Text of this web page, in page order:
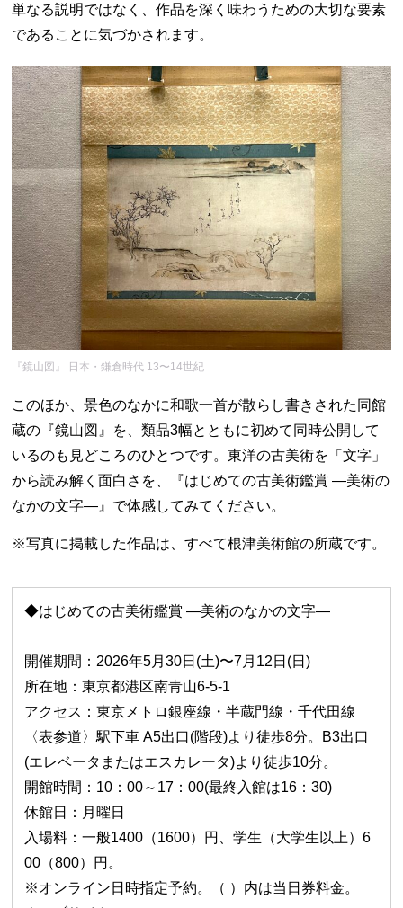
単なる説明ではなく、作品を深く味わうための大切な要素
であることに気づかされます。
『鏡山図』 日本・鎌倉時代 13〜14世紀
このほか、景色のなかに和歌一首が散らし書きされた同館
蔵の『鏡山図』を、類品3幅とともに初めて同時公開して
いるのも見どころのひとつです。東洋の古美術を「文字」
から読み解く面白さを、『はじめての古美術鑑賞 ―美術の
なかの文字―』で体感してみてください。
※写真に掲載した作品は、すべて根津美術館の所蔵です。
◆はじめての古美術鑑賞 ―美術のなかの文字―
開催期間：2026年5月30日(土)〜7月12日(日)
所在地：東京都港区南青山6‐5‐1
アクセス：東京メトロ銀座線・半蔵門線・千代田線
〈表参道〉駅下車 A5出口(階段)より徒歩8分。B3出口
(エレベータまたはエスカレータ)より徒歩10分。
開館時間：10：00～17：00(最終入館は16：30)
休館日：月曜日
入場料：一般1400（1600）円、学生（大学生以上）6
00（800）円。
※オンライン日時指定予約。（ ）内は当日券料金。